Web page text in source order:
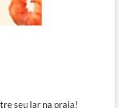
seu lar na praia!